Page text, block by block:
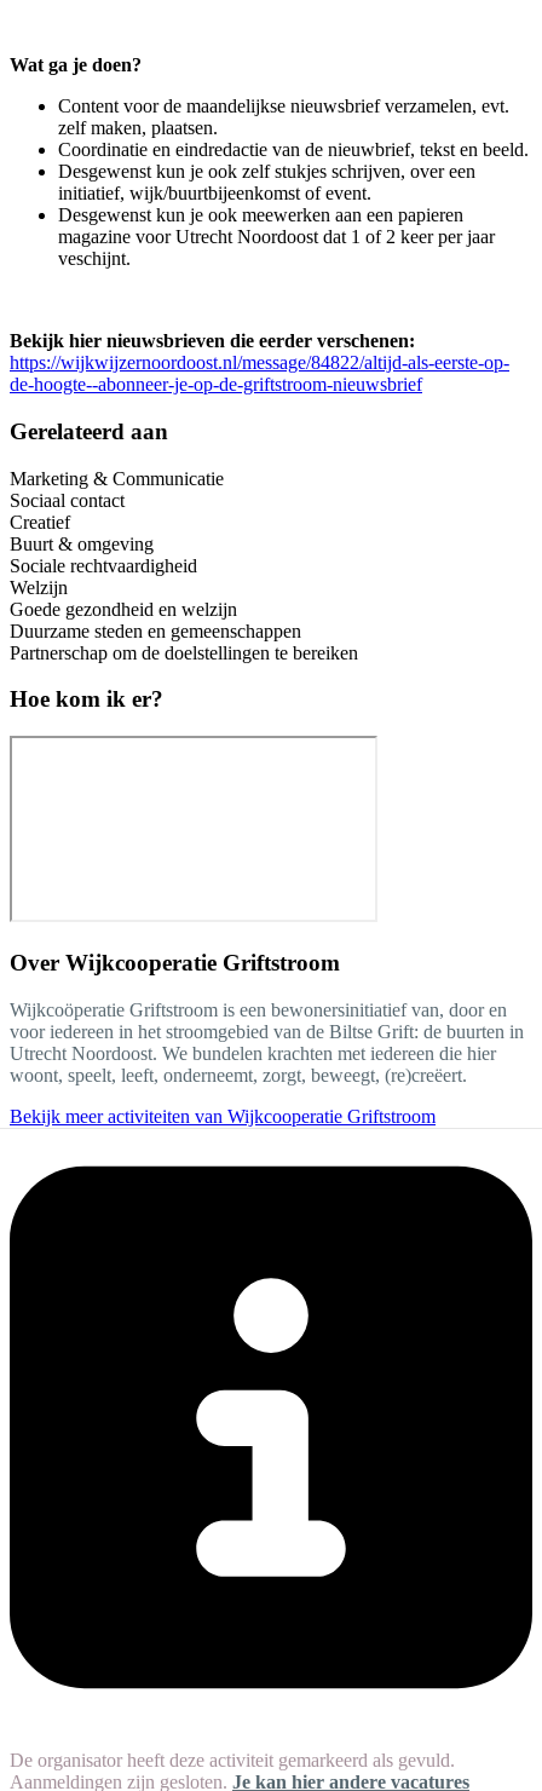
Wat ga je doen?
Content voor de maandelijkse nieuwsbrief verzamelen, evt.
zelf maken, plaatsen.
Coordinatie en eindredactie van de nieuwbrief, tekst en beeld.
Desgewenst kun je ook zelf stukjes schrijven, over een
initiatief, wijk/buurtbijeenkomst of event.
Desgewenst kun je ook meewerken aan een papieren
magazine voor Utrecht Noordoost dat 1 of 2 keer per jaar
veschijnt.
Bekijk hier nieuwsbrieven die eerder verschenen:
https://wijkwijzernoordoost.nl/message/84822/altijd-als-eerste-op-
de-hoogte--abonneer-je-op-de-griftstroom-nieuwsbrief
Gerelateerd aan
Marketing & Communicatie
Sociaal contact
Creatief
Buurt & omgeving
Sociale rechtvaardigheid
Welzijn
Goede gezondheid en welzijn
Duurzame steden en gemeenschappen
Partnerschap om de doelstellingen te bereiken
Hoe kom ik er?
Over Wijkcooperatie Griftstroom
Wijkcoöperatie Griftstroom is een bewonersinitiatief van, door en
voor iedereen in het stroomgebied van de Biltse Grift: de buurten in
Utrecht Noordoost. We bundelen krachten met iedereen die hier
woont, speelt, leeft, onderneemt, zorgt, beweegt, (re)creëert.
Bekijk meer activiteiten van Wijkcooperatie Griftstroom
De organisator heeft deze activiteit gemarkeerd als gevuld.
Aanmeldingen zijn gesloten. Je kan hier andere vacatures